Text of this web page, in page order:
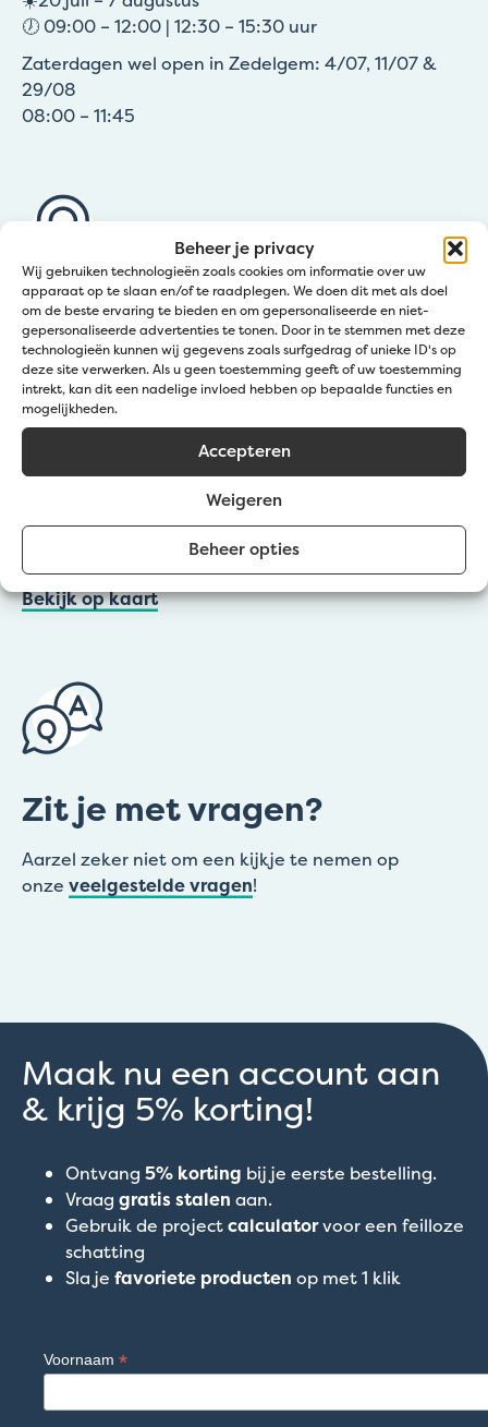
Beheer je privacy
Wij gebruiken technologieën zoals cookies om informatie over uw
apparaat op te slaan en/of te raadplegen. We doen dit met als doel
om de beste ervaring te bieden en om gepersonaliseerde en niet-
gepersonaliseerde advertenties te tonen. Door in te stemmen met deze
technologieën kunnen wij gegevens zoals surfgedrag of unieke ID's op
deze site verwerken. Als u geen toestemming geeft of uw toestemming
intrekt, kan dit een nadelige invloed hebben op bepaalde functies en
mogelijkheden.
Accepteren
Weigeren
Beheer opties
🕖 09:00 – 12:00 | 12:30 – 15:30 uur
Zaterdagen wel open in Zedelgem: 4/07, 11/07 &
29/08
08:00 – 11:45
Kom langs bij Jatu
Zedelgem (Klantendienst Jatu)
Groenestraat 139a
Wevelgem (Afhaalpunt Gravelart)
Lochristi (Afhaalpunt Gravelart)
Bekijk op kaart
Zit je met vragen?
Aarzel zeker niet om een kijkje te nemen op
onze veelgestelde vragen!
Maak nu een account aan
& krijg 5% korting!
Ontvang 5% korting bij je eerste bestelling.
Vraag gratis stalen aan.
Gebruik de projectcalculatorvoor een feilloze
schatting
Sla je favoriete producten op met 1 klik
Voornaam *